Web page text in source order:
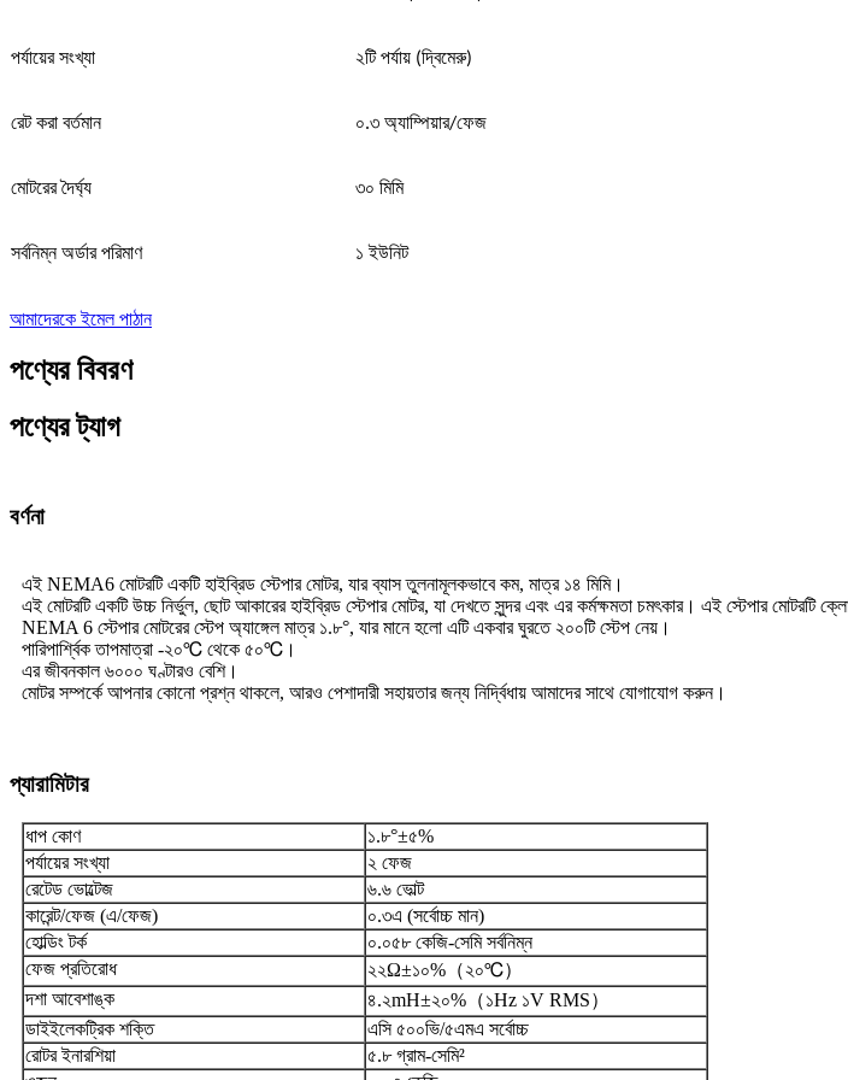
পর্যায়ের সংখ্যা ২টি পর্যায় (দ্বিমেরু)
রেট করা বর্তমান ০.৩ অ্যাম্পিয়ার/ফেজ
মোটরের দৈর্ঘ্য ৩০ মিমি
সর্বনিম্ন অর্ডার পরিমাণ ১ ইউনিট
আমাদেরকে ইমেল পাঠান
পণ্যের বিবরণ
পণ্যের ট্যাগ
বর্ণনা
এই NEMA6 মোটরটি একটি হাইব্রিড স্টেপার মোটর, যার ব্যাস তুলনামূলকভাবে কম, মাত্র ১৪ মিমি।
এই মোটরটি একটি উচ্চ নির্ভুল, ছোট আকারের হাইব্রিড স্টেপার মোটর, যা দেখতে সুন্দর এবং এর কর্মক্ষমতা চমৎকার। এই স্টেপার মোটরটি
NEMA 6 স্টেপার মোটরের স্টেপ অ্যাঙ্গেল মাত্র ১.৮°, যার মানে হলো এটি একবার ঘুরতে ২০০টি স্টেপ নেয়।
পারিপার্শ্বিক তাপমাত্রা -২০℃ থেকে ৫০℃।
এর জীবনকাল ৬০০০ ঘণ্টারও বেশি।
মোটর সম্পর্কে আপনার কোনো প্রশ্ন থাকলে, আরও পেশাদারী সহায়তার জন্য নির্দ্বিধায় আমাদের সাথে যোগাযোগ করুন।
প্যারামিটার
ধাপ কোণ
১.৮°±৫%
পর্যায়ের সংখ্যা
২ ফেজ
রেটেড ভোল্টেজ
৬.৬ ভোল্ট
কারেন্ট/ফেজ (এ/ফেজ)
০.৩এ (সর্বোচ্চ মান)
হোল্ডিং টর্ক
০.০৫৮ কেজি-সেমি সর্বনিম্ন
ফেজ প্রতিরোধ
২২Ω±১০%（২০℃）
দশা আবেশাঙ্ক
৪.২mH±২০%（১Hz ১V RMS）
ডাইইলেকট্রিক শক্তি
এসি ৫০০ভি/৫এমএ সর্বোচ্চ
রোটর ইনারশিয়া
৫.৮ গ্রাম-সেমি²